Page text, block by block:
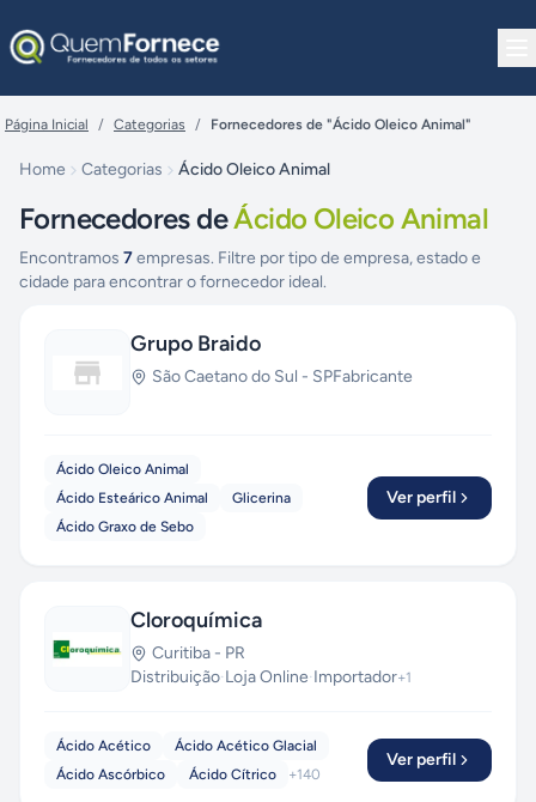
Página Inicial / Categorias / Fornecedores de "Ácido Oleico Animal"
Home Categorias Ácido Oleico Animal
Fornecedores deÁcido Oleico Animal
Encontramos 7empresas. Filtre por tipo de empresa, estado e
cidade para encontrar o fornecedor ideal.
Grupo Braido
São Caetano do Sul - SPFabricante
Ácido Oleico Animal
Ácido Esteárico Animal
Glicerina
Ácido Graxo de Sebo
Ver perfil
Cloroquímica
Curitiba - PR
Distribuição·Loja Online·Importador+1
Ácido Acético
Ácido Acético Glacial
Ácido Ascórbico
Ácido Cítrico +140
Ver perfil